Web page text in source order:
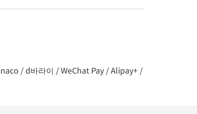
/ d바라이 / WeChat Pay / Alipay+ /